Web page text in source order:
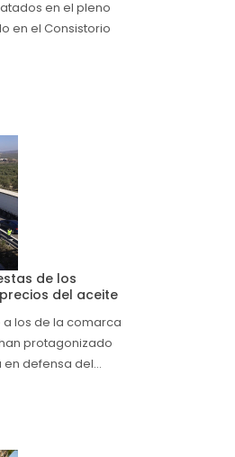
en el pleno
en el Consistorio
de los
del aceite
a los de la comarca
protagonizado
defensa del...